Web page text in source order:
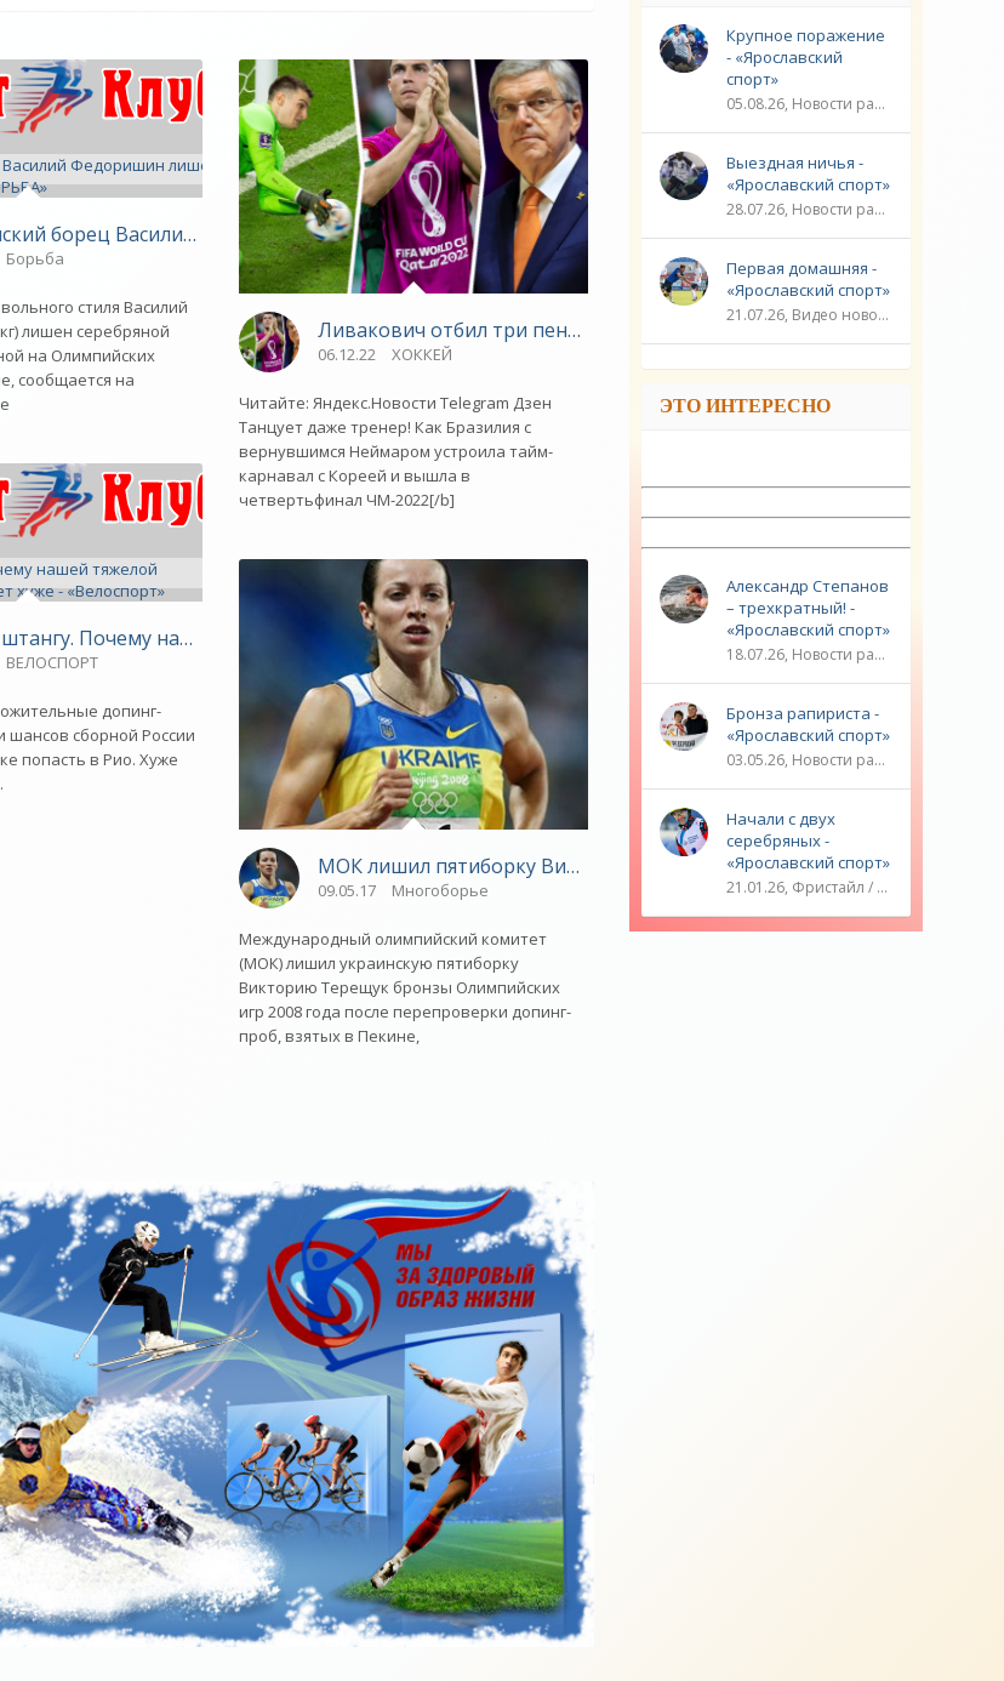
от соревнований до начала ОИ-2016 - «Тяжелая атлетика»
2016 - «Тяжелая атлетика»
борец Василий Федоришин лишен медали ОИ-2008 - «БОРЬБА»
Борьба
стиля Василий
лишен серебряной
на Олимпийских
сообщается на
Почему нашей тяжелой атлетике уже не будет хуже - «Велоспорт»
ВЕЛОСПОРТ
допинг-
шансов сборной России
попасть в Рио. Хуже
Ливакович отбил три пенальти на ЧМ-2022, Роналду согласовал
06.12.22 ХОККЕЙ
Читайте: Яндекс.Новости Telegram Дзен
Танцует даже тренер! Как Бразилия с
вернувшимся Неймаром устроила тайм-
карнавал с Кореей и вышла в
четвертьфинал ЧМ-2022[/b]
МОК лишил пятиборку Викторию Терещук бронзы ОИ-2008 -
09.05.17 Многоборье
Международный олимпийский комитет
(МОК) лишил украинскую пятиборку
Викторию Терещук бронзы Олимпийских
игр 2008 года после перепроверки допинг-
проб, взятых в Пекине,
Крупное поражение
- «Ярославский
спорт»
05.08.26, Новости разное / Плавание / ФУТБОЛ / ЛИГА ЧЕМПИОНОВ / Видео новости / Игровые виды спорта / Спорт
Выездная ничья -
«Ярославский спорт»
28.07.26, Новости разное / ЛИГА ЧЕМПИОНОВ / ФУТБОЛ / Плавание / ГОЛЬФ / Игровые виды спорта / Видео новости / Спорт
Первая домашняя -
«Ярославский спорт»
21.07.26, Видео новости / ЛИГА ЧЕМПИОНОВ / ФУТБОЛ / Плавание / Новости разное / Игровые виды спорта / Спорт
ЭТО ИНТЕРЕСНО
Александр Степанов
– трехкратный! -
«Ярославский спорт»
18.07.26, Новости разное / ТРАНСФЕРЫ / Плавание / ОЛИМПИЙСКИЕ ИГРЫ / Водные виды спорта / Видео новости / Спорт
Бронза рапириста -
«Ярославский спорт»
03.05.26, Новости разное / ОЛИМПИЙСКИЕ ИГРЫ / Плавание / Фехтование / Другие виды спорта / ТЕННИС / Видео новости / Спорт
Начали с двух
серебряных -
«Ярославский спорт»
21.01.26, Фристайл / Плавание / ОЛИМПИЙСКИЕ ИГРЫ / Игровые виды спорта / Видео новости / Спорт